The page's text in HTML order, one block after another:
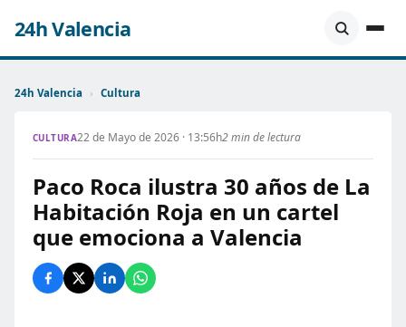
24h Valencia
24h Valencia › Cultura
CULTURA22 de Mayo de 2026 · 13:56h2 min de lectura
Paco Roca ilustra 30 años de La
Habitación Roja en un cartel
que emociona a Valencia